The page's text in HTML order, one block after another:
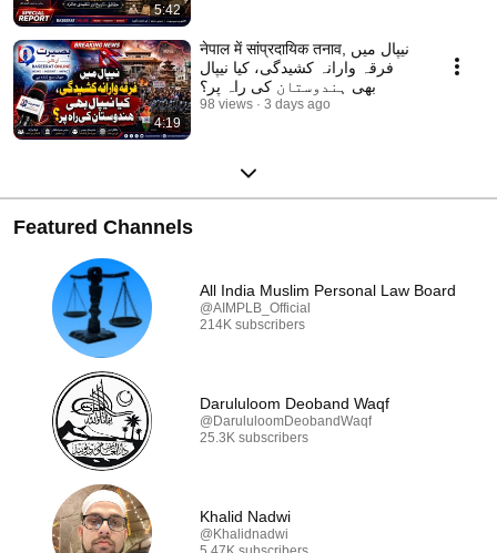
5:42
4:19
नेपाल में सांप्रदायिक तनाव, نیپال میں
فرقہ وارانہ کشیدگی، کیا نیپال
بھی ہندوستان کی راہ پر؟
98 views 3 days ago
Featured Channels
All India Muslim Personal Law Board
@AIMPLB_Official
214K subscribers
Darululoom Deoband Waqf
@DarululoomDeobandWaqf
25.3K subscribers
Khalid Nadwi
@Khalidnadwi